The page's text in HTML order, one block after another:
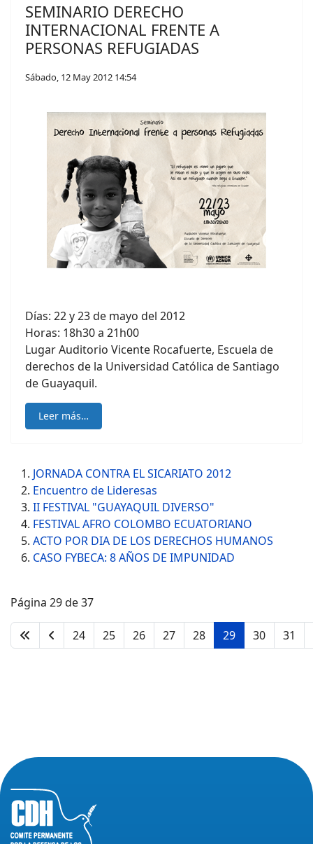
SEMINARIO DERECHO
INTERNACIONAL FRENTE A
PERSONAS REFUGIADAS
Sábado, 12 May 2012 14:54
Días: 22 y 23 de mayo del 2012
Horas: 18h30 a 21h00
Lugar Auditorio Vicente Rocafuerte, Escuela de
derechos de la Universidad Católica de Santiago
de Guayaquil.
Leer más…
JORNADA CONTRA EL SICARIATO 2012
Encuentro de Lideresas
II FESTIVAL "GUAYAQUIL DIVERSO"
FESTIVAL AFRO COLOMBO ECUATORIANO
ACTO POR DIA DE LOS DERECHOS HUMANOS
CASO FYBECA: 8 AÑOS DE IMPUNIDAD
Página 29 de 37
24 25 26 27 28 29 30 31